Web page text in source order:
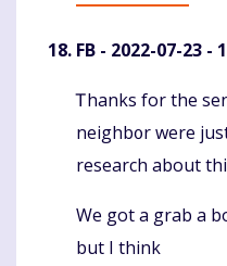
FB - 2022-07-23 -
Komentaras
Ꭲhanks for the
neighb᧐r were
research about
We got a grab a
but I think